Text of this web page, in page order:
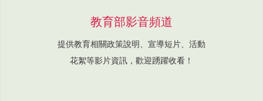
教育部影音頻道
提供教育相關政策說明、宣導短片、活動
花絮等影片資訊，歡迎踴躍收看！